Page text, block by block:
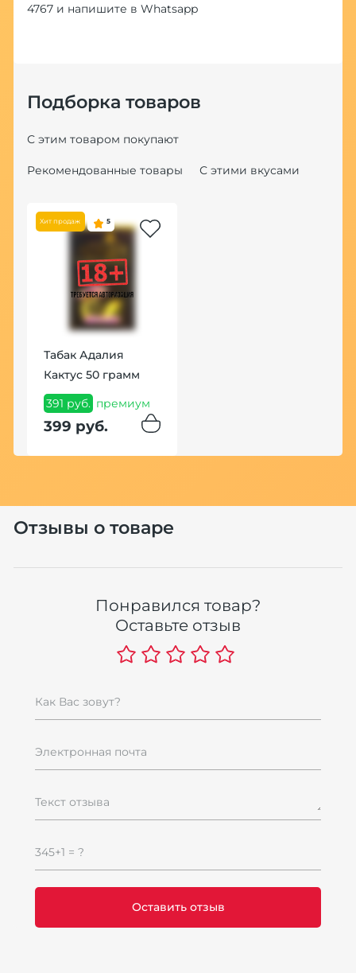
4767и напишите в Whatsapp
Подборка товаров
С этим товаром покупают
Рекомендованные товары С этими вкусами
Хит продаж 5
Табак Адалия
Кактус 50 грамм
391 руб. премиум
399 руб.
Отзывы о товаре
Понравился товар?
Оставьте отзыв
Как Вас зовут?
Электронная почта
Текст отзыва
345+1 = ?